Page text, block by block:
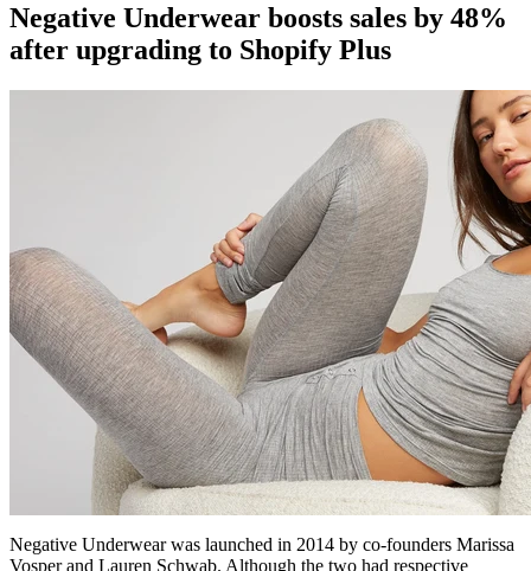
Negative Underwear boosts sales by 48%
after upgrading to Shopify Plus
Negative Underwear was launched in 2014 by co-founders Marissa
Vosper and Lauren Schwab. Although the two had respective